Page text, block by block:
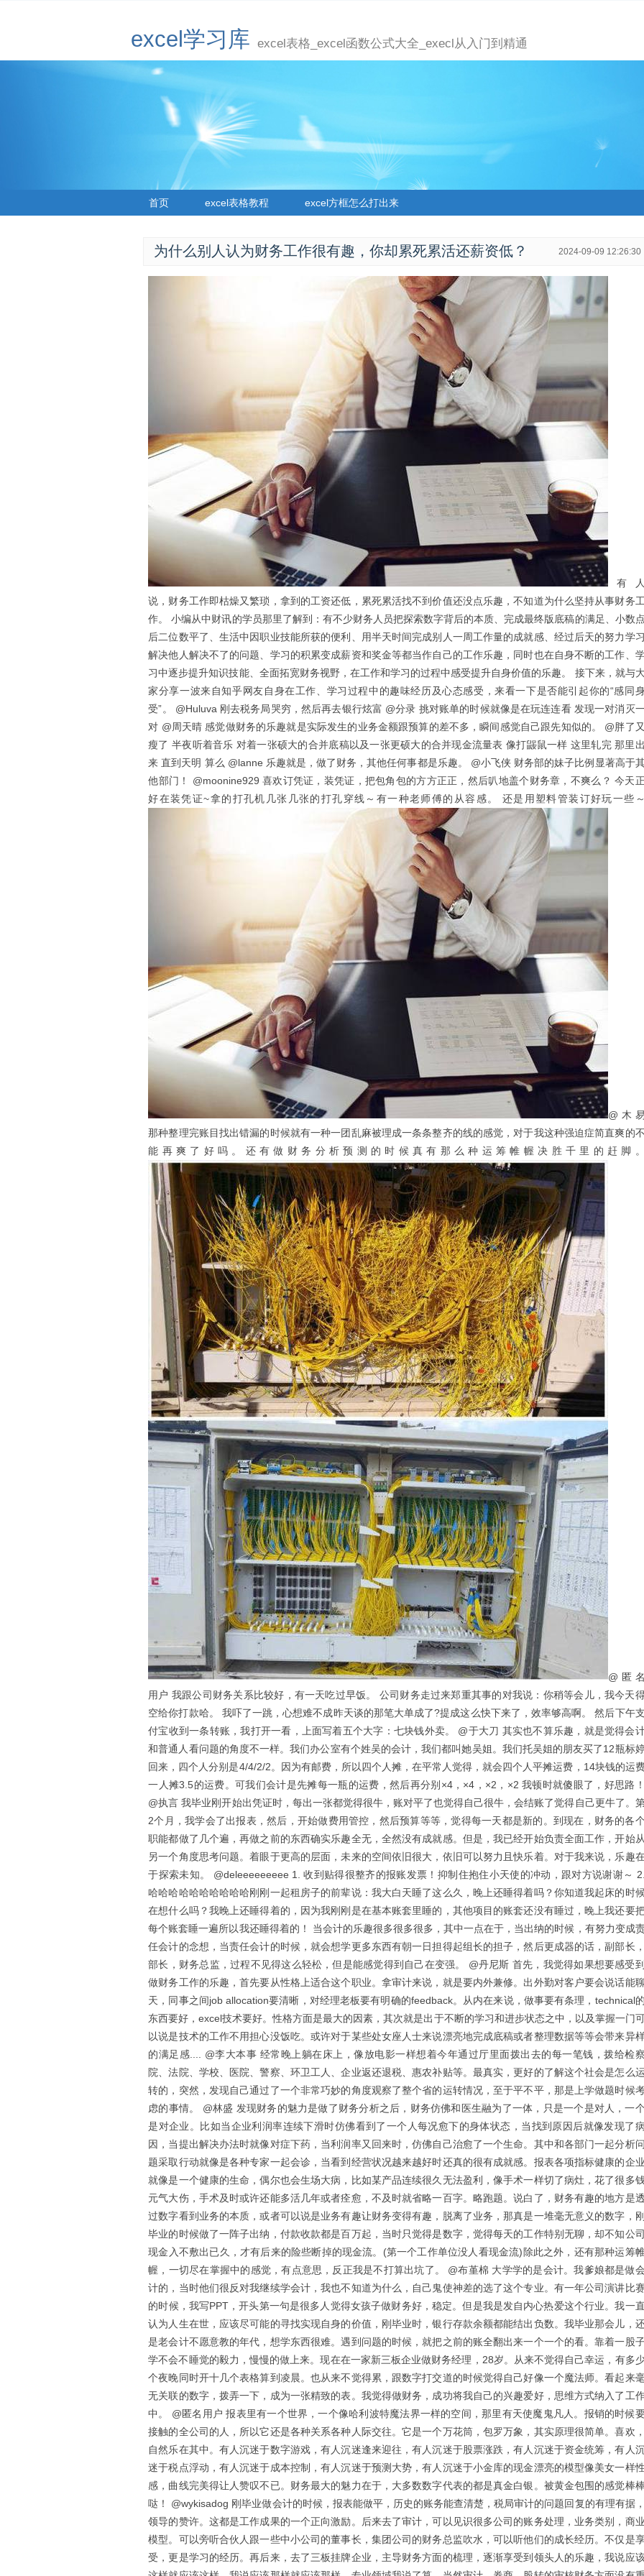
excel学习库 excel表格_excel函数公式大全_execl从入门到精通
首页 excel表格教程 excel方框怎么打出来
为什么别人认为财务工作很有趣，你却累死累活还薪资低？ 2024-09-09 12:26:30
有人
说，财务工作即枯燥又繁琐，拿到的工资还低，累死累活找不到价值还没点乐趣，不知道为什么坚持从事财务
作。
小编从中财讯的学员那里了解到：有不少财务人员把探索数字背后的本质、完成最终版底稿的满足、小数点
后二位数平了、生活中因职业技能所获的便利、用半天时间完成别人一周工作量的成就感、经过后天的努力学习
解决他人解决不了的问题、学习的积累变成薪资和奖金等都当作自己的工作乐趣，同时也在自身不断的工作、
习中逐步提升知识技能、全面拓宽财务视野，在工作和学习的过程中感受提升自身价值的乐趣。 接下来，就与
家分享一波来自知乎网友自身在工作、学习过程中的趣味经历及心态感受，来看一下是否能引起你的“感同
受”。 @Huluva 刚去税务局哭穷，然后再去银行炫富 @分录 挑对账单的时候就像是在玩连连看 发现一对消灭
对 @周天晴 感觉做财务的乐趣就是实际发生的业务金额跟预算的差不多，瞬间感觉自己跟先知似的。 @胖了又
瘦了 半夜听着音乐 对着一张硕大的合并底稿以及一张更硕大的合并现金流量表 像打鼹鼠一样 这里轧完 那里出
来 直到天明 算么 @lanne 乐趣就是，做了财务，其他任何事都是乐趣。 @小飞侠 财务部的妹子比例显著高于
他部门！ @moonine929 喜欢订凭证，装凭证，把包角包的方方正正，然后叭地盖个财务章，不爽么？ 今天正
好在装凭证~拿的打孔机几张几张的打孔穿线～有一种老师傅的从容感。 还是用塑料管装订好玩一些～
@木易
那种整理完账目找出错漏的时候就有一种一团乱麻被理成一条条整齐的线的感觉，对于我这种强迫症简直爽的不
能再爽了好吗。还有做财务分析预测的时候真有那么种运筹帷幄决胜千里的赶脚。
@匿名
用户 我跟公司财务关系比较好，有一天吃过早饭。 公司财务走过来郑重其事的对我说：你稍等会儿，我今天
空给你打款哈。 我吓了一跳，心想难不成昨天谈的那笔大单成了?提成这么快下来了，效率够高啊。 然后下午支
付宝收到一条转账，我打开一看，上面写着五个大字：七块钱外卖。 @于大刀 其实也不算乐趣，就是觉得会
和普通人看问题的角度不一样。我们办公室有个姓吴的会计，我们都叫她吴姐。我们托吴姐的朋友买了12瓶标
回来，四个人分别是4/4/2/2。因为有邮费，所以四个人摊，在平常人觉得，就会四个人平摊运费，14块钱的运
一人摊3.5的运费。可我们会计是先摊每一瓶的运费，然后再分别×4，×4，×2，×2 我顿时就傻眼了，好思路！
@执言 我毕业刚开始出凭证时，每出一张都觉得很牛，账对平了也觉得自己很牛，会结账了觉得自己更牛了。
2个月，我学会了出报表，然后，开始做费用管控，然后预算等等，觉得每一天都是新的。到现在，财务的各个
职能都做了几个遍，再做之前的东西确实乐趣全无，全然没有成就感。但是，我已经开始负责全面工作，开始从
另一个角度思考问题。着眼于更高的层面，未来的空间依旧很大，依旧可以努力且快乐着。对于我来说，乐趣
于探索未知。 @deleeeeeeeee 1. 收到贴得很整齐的报账发票！抑制住抱住小天使的冲动，跟对方说谢谢～ 2.
哈哈哈哈哈哈哈哈哈哈刚刚一起租房子的前辈说：我大白天睡了这么久，晚上还睡得着吗？你知道我起床的时候
在想什么吗？我晚上还睡得着的，因为我刚刚是在基本账套里睡的，其他项目的账套还没有睡过，晚上我还要
每个账套睡一遍所以我还睡得着的！ 当会计的乐趣很多很多很多，其中一点在于，当出纳的时候，有努力变成
任会计的念想，当责任会计的时候，就会想学更多东西有朝一日担得起组长的担子，然后更成器的话，副部长，
部长，财务总监，过程不见得这么轻松，但是能感觉得到自己在变强。 @丹尼斯 首先，我觉得如果想要感受到
做财务工作的乐趣，首先要从性格上适合这个职业。拿审计来说，就是要内外兼修。出外勤对客户要会说话能聊
天，同事之间job allocation要清晰，对经理老板要有明确的feedback。从内在来说，做事要有条理，technical的
东西要好，excel技术要好。性格方面是最大的因素，其次就是出于不断的学习和进步状态之中，以及掌握一门
以说是技术的工作不用担心没饭吃。或许对于某些处女座人士来说漂亮地完成底稿或者整理数据等等会带来异
的满足感.... @李大本事 经常晚上躺在床上，像放电影一样想着今年通过厅里面拨出去的每一笔钱，拨给检察
院、法院、学校、医院、警察、环卫工人、企业返还退税、惠农补贴等。最真实，更好的了解这个社会是怎么运
转的，突然，发现自己通过了一个非常巧妙的角度观察了整个省的运转情况，至于平不平，那是上学做题时候
虑的事情。 @林盛 发现财务的魅力是做了财务分析之后，财务仿佛和医生融为了一体，只是一个是对人，一个
是对企业。比如当企业利润率连续下滑时仿佛看到了一个人每况愈下的身体状态，当找到原因后就像发现了病
因，当提出解决办法时就像对症下药，当利润率又回来时，仿佛自己治愈了一个生命。其中和各部门一起分析问
题采取行动就像是各种专家一起会诊，当看到经营状况越来越好时还真的很有成就感。报表各项指标健康的企业
就像是一个健康的生命，偶尔也会生场大病，比如某产品连续很久无法盈利，像手术一样切了病灶，花了很多
元气大伤，手术及时或许还能多活几年或者痊愈，不及时就省略一百字。略跑题。说白了，财务有趣的地方是透
过数字看到业务的本质，或者可以说是业务有趣让财务变得有趣，脱离了业务，那真是一堆毫无意义的数字，刚
毕业的时候做了一阵子出纳，付款收款都是百万起，当时只觉得是数字，觉得每天的工作特别无聊，却不知公司
现金入不敷出已久，才有后来的险些断掉的现金流。(第一个工作单位没人看现金流)除此之外，还有那种运筹
幄，一切尽在掌握中的感觉，有点意思，反正我是不打算出坑了。 @布堇棉 大学学的是会计。我爹娘都是做会
计的，当时他们很反对我继续学会计，我也不知道为什么，自己鬼使神差的选了这个专业。有一年公司演讲比
的时候，我写PPT，开头第一句是很多人觉得女孩子做财务好，稳定。但是我是发自内心热爱这个行业。我一直
认为人生在世，应该尽可能的寻找实现自身的价值，刚毕业时，银行存款余额都能结出负数。我毕业那会儿，
是老会计不愿意教的年代，想学东西很难。遇到问题的时候，就把之前的账全翻出来一个一个的看。靠着一股
学不会不睡觉的毅力，慢慢的做上来。现在在一家新三板企业做财务经理，28岁。从来不觉得自己幸运，有多
个夜晚同时开十几个表格算到凌晨。也从来不觉得累，跟数字打交道的时候觉得自己好像一个魔法师。看起来
无关联的数字，拨弄一下，成为一张精致的表。我觉得做财务，成功将我自己的兴趣爱好，思维方式纳入了工
中。 @匿名用户 报表里有一个世界，一个像哈利波特魔法界一样的空间，那里有天使魔鬼凡人。报销的时候
接触的全公司的人，所以它还是各种关系各种人际交往。它是一个万花筒，包罗万象，其实原理很简单。喜欢，
自然乐在其中。有人沉迷于数字游戏，有人沉迷逢来迎往，有人沉迷于股票涨跌，有人沉迷于资金统筹，有人
迷于税点浮动，有人沉迷于成本控制，有人沉迷于预测大势，有人沉迷于小金库的现金漂亮的模型像美女一样性
感，曲线完美得让人赞叹不已。财务最大的魅力在于，大多数数字代表的都是真金白银。被黄金包围的感觉棒棒
哒！ @wykisadog 刚毕业做会计的时候，报表能做平，历史的账务能查清楚，税局审计的问题回复的有理有据，
领导的赞许。这都是工作成果的一个正向激励。后来去了审计，可以见识很多公司的账务处理，业务类别，商业
模型。可以旁听合伙人跟一些中小公司的董事长，集团公司的财务总监吹水，可以听他们的成长经历。不仅是
受，更是学习的经历。再后来，去了三板挂牌企业，主导财务方面的梳理，逐渐享受到领头人的乐趣，我说应